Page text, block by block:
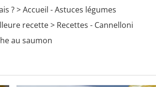
?> Accueil - Astuces légumes
recette> Recettes - Cannelloni
au saumon